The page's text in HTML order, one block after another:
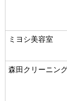
ミヨシ美容室
森田クリーニン